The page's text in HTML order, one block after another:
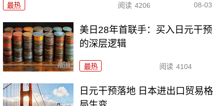
最热 阅读 4206 08-03
美日28年首联手：买入日元干预
的深层逻辑
最热 阅读 4104
日元干预落地 日本进出口贸易格